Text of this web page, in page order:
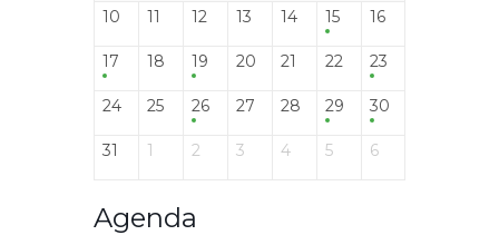
10 11 12 13 14 15 16
17 18 19 20 21 22 23
24 25 26 27 28 29 30
31 1 2 3 4 5 6
Agenda